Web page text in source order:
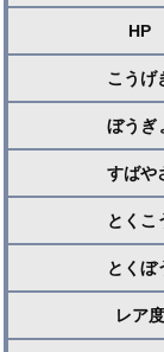
HP
こうげ
ぼうぎ
すばや
とくこ
とくぼ
レア度